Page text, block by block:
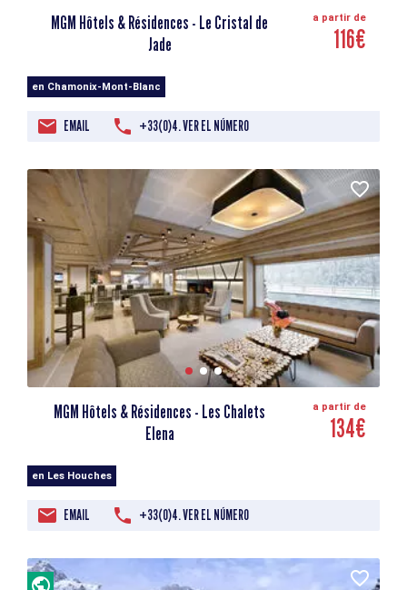
MGM Hôtels & Résidences - Le Cristal de
Jade
a partir de
116€
en Chamonix-Mont-Blanc
EMAIL +33(0)4. VER EL NÚMERO
MGM Hôtels & Résidences - Les Chalets
Elena
a partir de
134€
en Les Houches
EMAIL +33(0)4. VER EL NÚMERO